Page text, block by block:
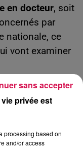
en docteur, soit
par
nationale, ce
vont examiner
privée est
processing based on
and/or access
sans accepter